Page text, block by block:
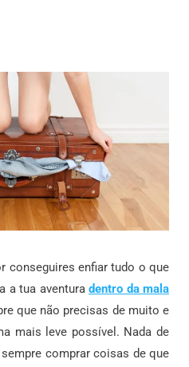
conseguires enfiar tudo o que
a tua aventura dentro da mala
que não precisas de muito e
mais leve possível. Nada de
comprar coisas de que